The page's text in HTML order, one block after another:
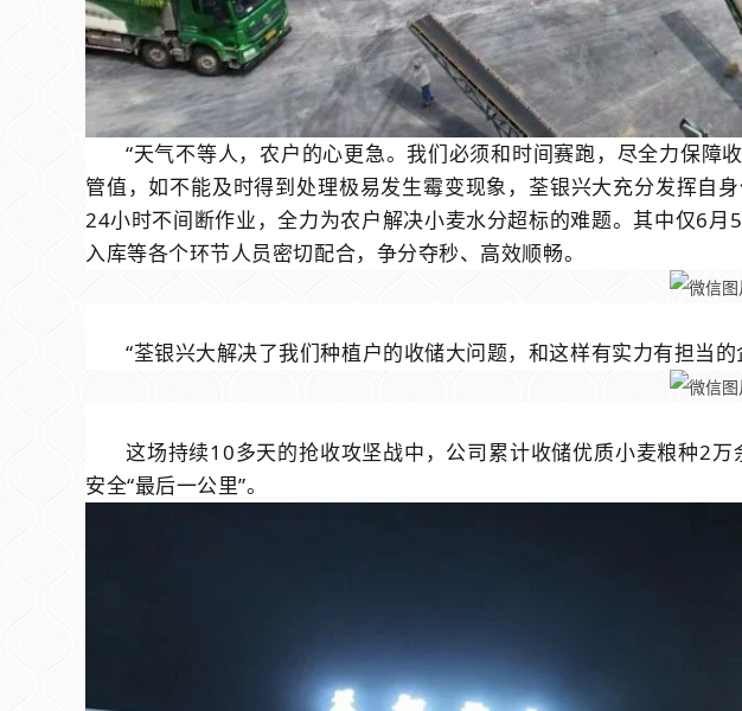
“天气不等人，农户的心更急。我们必须和时间赛跑，尽全力保障
管值，如不能及时得到处理极易发生霉变现象，荃银兴大充分发挥自
24小时不间断作业，全力为农户解决小麦水分超标的难题。其中仅6月 5
入库等各个环节人员密切配合，争分夺秒、高效顺畅。
“荃银兴大解决了我们种植户的收储大问题，和这样有实力有担当的
这场持续10多天的抢收攻坚战中，公司累计收储优质小麦粮种2万
安全“最后一公里”。